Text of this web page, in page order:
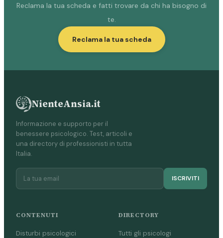
Reclama la tua scheda e fatti trovare da chi ha bisogno di
te.
Reclama la tua scheda
NienteAnsia.it
Informazione e supporto per il
benessere psicologico. Test, articoli e
una directory di professionisti in tutta
Italia.
ISCRIVITI
CONTENUTI
Disturbi psicologici
DIRECTORY
Tutti gli psicologi